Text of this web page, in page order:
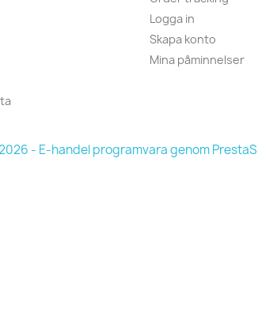
Logga in
Skapa konto
Mina påminnelser
- E-handel programvara genom